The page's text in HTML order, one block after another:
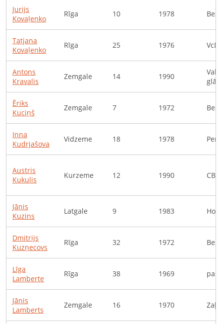
Jurijs
Kovaļenko
Rīga 10 1978
Tatjana
Kovaļenko
Rīga 25 1976
Antons
Kravalis
Zemgale 14 1990
Ēriks
Kuciņš
Zemgale 7 1972
Inna
Kudrjašova
Vidzeme 18 1978
Austris
Kukulis
Kurzeme 12 1990
Jānis
Kuzins
Latgale 9 1983
Dmitrijs
Kuzņecovs
Rīga 32 1972
Līga
Lamberte
Rīga 38 1969
Jānis
Lamberts
Zemgale 16 1970